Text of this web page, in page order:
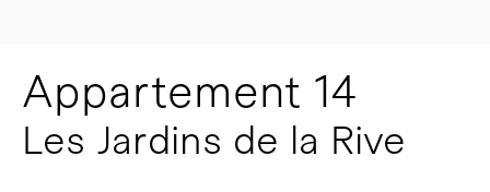
Appartement 14
Les Jardins de la Rive